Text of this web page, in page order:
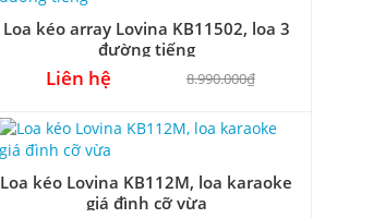
Loa kéo array Lovina KB11502, loa 3
đường tiếng
Liên hệ 8.990.000₫
Loa kéo Lovina KB112M, loa karaoke
giá đình cỡ vừa